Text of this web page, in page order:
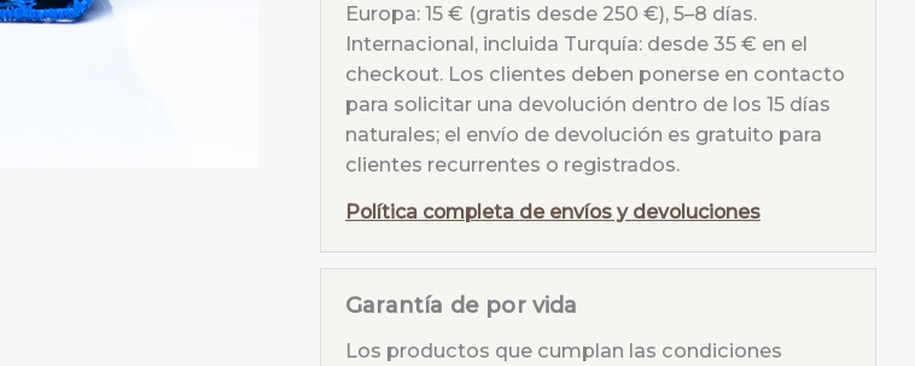
Europa: 15 € (gratis desde 250 €), 5–8 días.
Internacional, incluida Turquía: desde 35 € en el
checkout. Los clientes deben ponerse en contacto
para solicitar una devolución dentro de los 15 días
naturales; el envío de devolución es gratuito para
clientes recurrentes o registrados.
Política completa de envíos y devoluciones
Garantía de por vida
Los productos que cumplan las condiciones